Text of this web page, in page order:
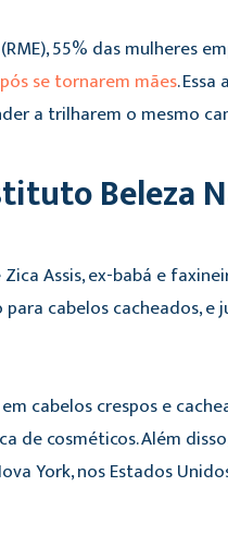
55% das mulheres
se tornarem mães.
a trilharem o mesmo
Beleza
Assis, ex-babá e
cabelos cacheados, e
cabelos crespos e
cosméticos. Além
York, nos Estados